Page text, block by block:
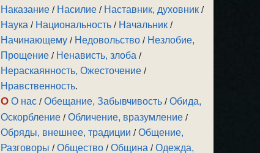
Наказание / Насилие / Наставник, духовник /
Наука / Национальность / Начальник /
Начинающему / Недовольство / Незлобие,
Прощение / Ненависть, злоба /
Нераскаянность, Ожесточение /
Нравственность.
О О нас /Обещание, Забывчивость /Обида,
Оскорбление /Обличение, вразумление /
Обряды, внешнее, традиции /Общение,
Разговоры /Общество /Община /Одежда,